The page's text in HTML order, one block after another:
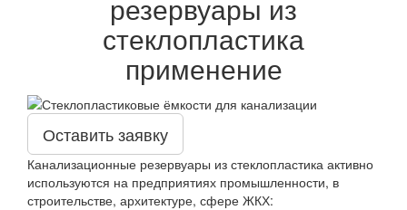
резервуары из
стеклопластика
применение
Оставить заявку
Канализационные резервуары из стеклопластика активно
используются на предприятиях промышленности, в
строительстве, архитектуре, сфере ЖКХ: